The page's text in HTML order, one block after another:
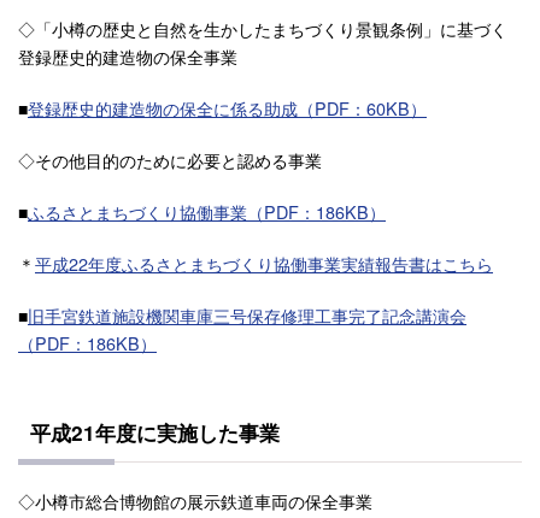
◇「小樽の歴史と自然を生かしたまちづくり景観条例」に基づく
登録歴史的建造物の保全事業
■登録歴史的建造物の保全に係る助成（PDF：60KB）
◇その他目的のために必要と認める事業
■ふるさとまちづくり協働事業（PDF：186KB）
＊平成22年度ふるさとまちづくり協働事業実績報告書はこちら
■旧手宮鉄道施設機関車庫三号保存修理工事完了記念講演会
（PDF：186KB）
平成21年度に実施した事業
◇小樽市総合博物館の展示鉄道車両の保全事業